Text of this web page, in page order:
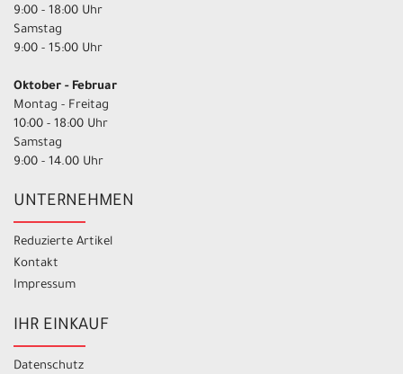
9:00 - 18:00 Uhr
Samstag
9:00 - 15:00 Uhr
Oktober - Februar
Montag - Freitag
10:00 - 18:00 Uhr
Samstag
9:00 - 14.00 Uhr
UNTERNEHMEN
Reduzierte Artikel
Kontakt
Impressum
IHR EINKAUF
Datenschutz